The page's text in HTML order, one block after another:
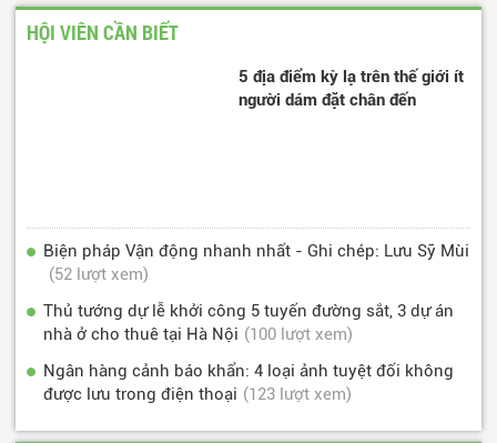
HỘI VIÊN CẦN BIẾT
5 địa điểm kỳ lạ trên thế giới ít
người dám đặt chân đến
Biện pháp Vận động nhanh nhất - Ghi chép: Lưu Sỹ Mùi
(52 lượt xem)
Thủ tướng dự lễ khởi công 5 tuyến đường sắt, 3 dự án
nhà ở cho thuê tại Hà Nội (100 lượt xem)
Ngân hàng cảnh báo khẩn: 4 loại ảnh tuyệt đối không
được lưu trong điện thoại (123 lượt xem)